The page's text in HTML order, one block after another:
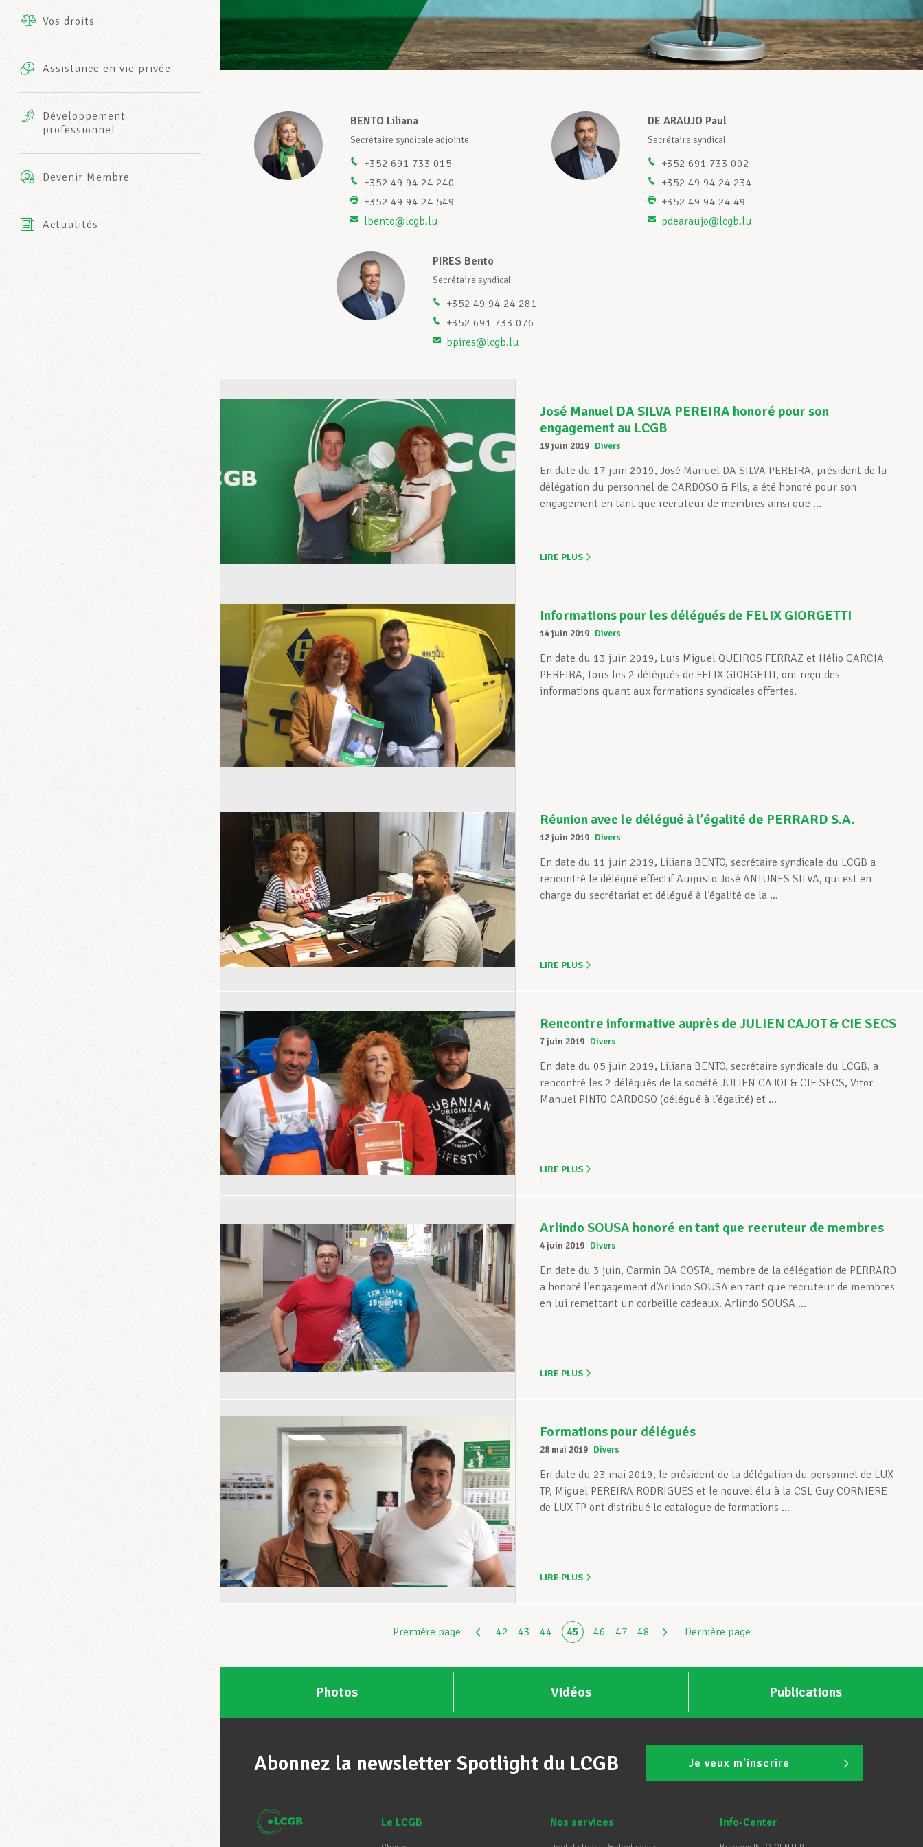
INFO-CENTER
Vos droits
Assistance en vie privée
complémentaires
AXA
Développement
professionnel
Devenir Membre
Actualités
BENTO Liliana
Secrétaire syndicale adjointe
+352 691 733 015
+352 49 94 24 240
+352 49 94 24 549
lbento@lcgb.lu
DE ARAUJO Paul
Secrétaire syndical
+352 691 733 002
+352 49 94 24 234
+352 49 94 24 49
pdearaujo@lcgb.lu
PIRES Bento
Secrétaire syndical
+352 49 94 24 281
+352 691 733 076
bpires@lcgb.lu
José Manuel DA SILVA PEREIRA honoré pour son
engagement au LCGB
19 juin 2019 Divers
En date du 17 juin 2019, José Manuel DA SILVA PEREIRA, président de la
délégation du personnel de CARDOSO & Fils, a été honoré pour son
engagement en tant que recruteur de membres ainsi que ...
LIRE PLUS
Informations pour les délégués de FELIX GIORGETTI
14 juin 2019 Divers
En date du 13 juin 2019, Luis Miguel QUEIROS FERRAZ et Hélio GARCIA
PEREIRA, tous les 2 délégués de FELIX GIORGETTI, ont reçu des
informations quant aux formations syndicales offertes.
Réunion avec le délégué à l’égalité de PERRARD S.A.
12 juin 2019 Divers
En date du 11 juin 2019, Liliana BENTO, secrétaire syndicale du LCGB a
rencontré le délégué effectif Augusto José ANTUNES SILVA, qui est en
charge du secrétariat et délégué à l’égalité de la ...
LIRE PLUS
Rencontre informative auprès de JULIEN CAJOT & CIE SECS
7 juin 2019 Divers
En date du 05 juin 2019, Liliana BENTO, secrétaire syndicale du LCGB, a
rencontré les 2 délégués de la société JULIEN CAJOT & CIE SECS, Vitor
Manuel PINTO CARDOSO (délégué à l’égalité) et ...
LIRE PLUS
Arlindo SOUSA honoré en tant que recruteur de membres
4 juin 2019 Divers
En date du 3 juin, Carmin DA COSTA, membre de la délégation de PERRARD
a honoré l’engagement d’Arlindo SOUSA en tant que recruteur de membres
en lui remettant un corbeille cadeaux. Arlindo SOUSA ...
LIRE PLUS
Formations pour délégués
28 mai 2019 Divers
En date du 23 mai 2019, le président de la délégation du personnel de LUX
TP, Miguel PEREIRA RODRIGUES et le nouvel élu à la CSL Guy CORNIERE
de LUX TP ont distribué le catalogue de formations ...
LIRE PLUS
Première page 42 43 44 45 46 47 48 Dernière page
Photos Vidéos Publications
Abonnez la newsletter Spotlight du LCGB Je veux m'inscrire
Le LCGB Nos services Info-Center